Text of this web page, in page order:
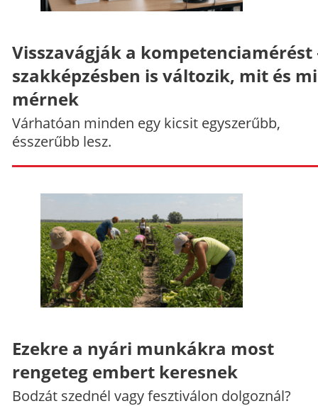
Visszavágják a kompetenciamérést
szakképzésben is változik, mit és
mérnek
Várhatóan minden egy kicsit egyszerűbb,
ésszerűbb lesz.
Ezekre a nyári munkákra most
rengeteg embert keresnek
Bodzát szednél vagy fesztiválon dolgoznál?